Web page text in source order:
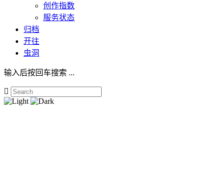
创作指数
服务状态
归档
开往
虫洞
输入后按回车搜索 ...
